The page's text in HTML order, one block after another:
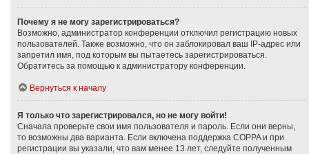
Почему я не могу зарегистрироваться?
Возможно, администратор конференции отключил регистрацию новых
пользователей. Также возможно, что он заблокировал ваш IP-адрес или
запретил имя, под которым вы пытаетесь зарегистрироваться.
Обратитесь за помощью к администратору конференции.
Вернуться к началу
Я только что зарегистрировался, но не могу войти!
Сначала проверьте свои имя пользователя и пароль. Если они верны,
то возможны два варианта. Если включена поддержка COPPA и при
регистрации вы указали, что вам менее 13 лет, следуйте полученным